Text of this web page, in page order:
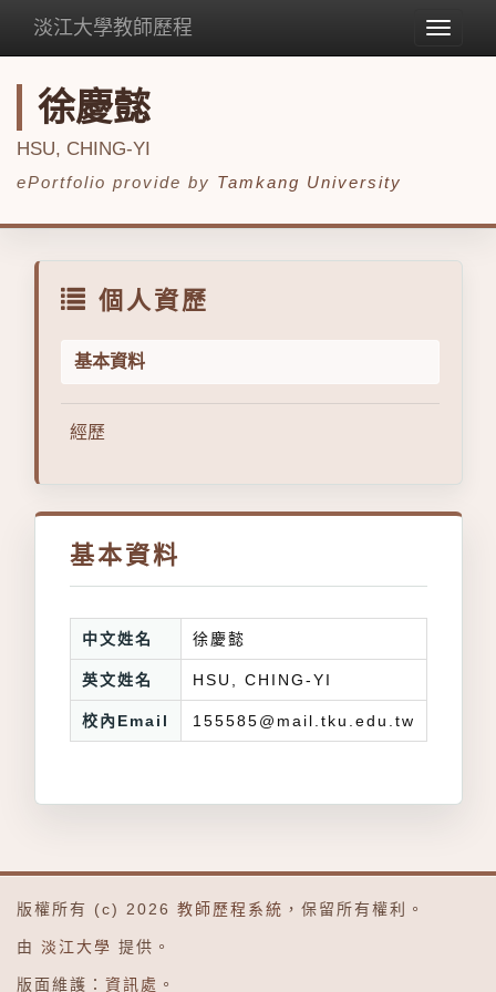
Toggle
淡江大學教師歷程
徐慶懿
HSU, CHING-YI
ePortfolio provide by Tamkang University
個人資歷
基本資料
經歷
基本資料
中文姓名 徐慶懿
英文姓名 HSU, CHING-YI
校內Email 155585@mail.tku.edu.tw
版權所有 (c) 2026 教師歷程系統 ，保留所有權利。
由 淡江大學 提供。
版面維護： 資訊處 。